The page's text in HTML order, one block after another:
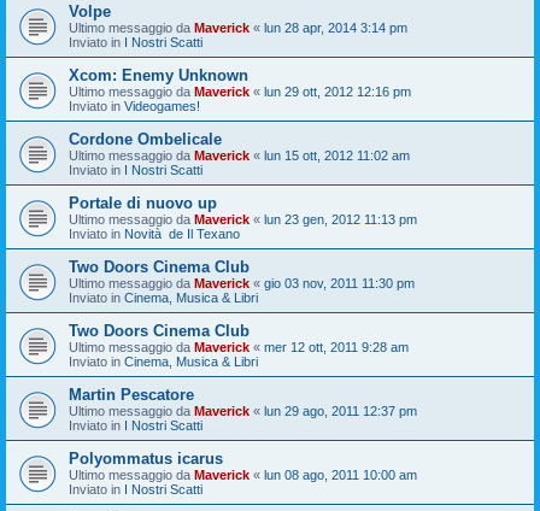
Volpe
Ultimo messaggio da Maverick « lun 28 apr, 2014 3:14 pm
Inviato in I Nostri Scatti
Xcom: Enemy Unknown
Ultimo messaggio da Maverick « lun 29 ott, 2012 12:16 pm
Inviato in Videogames!
Cordone Ombelicale
Ultimo messaggio da Maverick « lun 15 ott, 2012 11:02 am
Inviato in I Nostri Scatti
Portale di nuovo up
Ultimo messaggio da Maverick « lun 23 gen, 2012 11:13 pm
Inviato in Novità de Il Texano
Two Doors Cinema Club
Ultimo messaggio da Maverick « gio 03 nov, 2011 11:30 pm
Inviato in Cinema, Musica & Libri
Two Doors Cinema Club
Ultimo messaggio da Maverick « mer 12 ott, 2011 9:28 am
Inviato in Cinema, Musica & Libri
Martin Pescatore
Ultimo messaggio da Maverick « lun 29 ago, 2011 12:37 pm
Inviato in I Nostri Scatti
Polyommatus icarus
Ultimo messaggio da Maverick « lun 08 ago, 2011 10:00 am
Inviato in I Nostri Scatti